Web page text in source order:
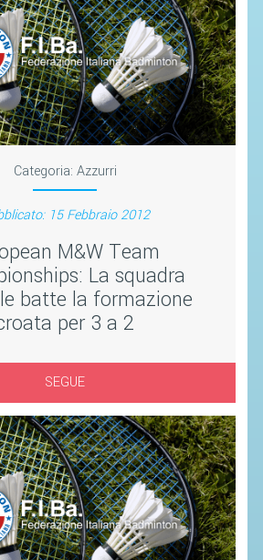
Categoria: Azzurri
15 Febbraio 2012
M&W Team
La squadra
batte la formazione
per 3 a 2
SEGUE
CARTE FEDERALI
ATTI UFFICIALI
TUTELA DELLA SALUTE -
ANTIDOPING
COMUNICAZIONE E MARKETING
CONTATTI
AVVISI E BANDI
CIRCOLARI
RESPONSABILITÀ SOCIALE
SAFEGUARDING
GIUSTIZIA FEDERALE
REGOLAMENTI
PROVVEDIMENTI
ORGANI DI GIUSTIZIA FEDERALE
AZZURRA